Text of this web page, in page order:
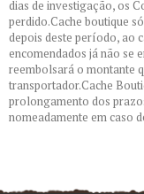
dias de investigação, os
perdido.Cache boutique
depois deste período, ao
encomendados já não se
reembolsará o montante
transportador.Cache
prolongamento dos
nomeadamente em caso